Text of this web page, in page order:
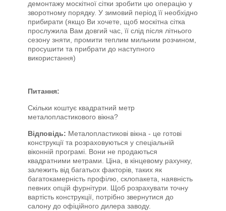
демонтажу москітної сітки зробити цю операцію у
зворотному порядку. У зимовий період її необхідно
прибирати (якщо Ви хочете, щоб москітна сітка
прослужила Вам довгий час, її слід після літнього
сезону зняти, промити теплим мильним розчином,
просушити та прибрати до наступного
використання)
Питання:
Скільки коштує квадратний метр
металопластикового вікна?
Відповідь: Металопластикові вікна - це готові
конструкції та розраховуються у спеціальній
віконній програмі. Вони не продаються
квадратними метрами. Ціна, в кінцевому рахунку,
залежить від багатьох факторів, таких як
багатокамерність профілю, склопакета, наявність
певних опцій фурнітури. Щоб розрахувати точну
вартість конструкції, потрібно звернутися до
салону до офіційного дилера заводу.